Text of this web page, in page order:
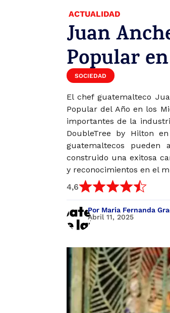
ACTUALIDAD
Juan
Popular
SOCIEDAD
El chef guatemalteco
Popular del Año en los
importantes de la
DoubleTree by Hilton
guatemaltecos
construido una exitosa
y reconocimientos en el
4,6
Por Maria Fernanda
Abril 11, 2025